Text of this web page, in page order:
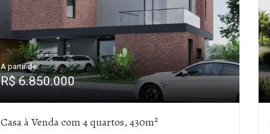
A partir de:
R$ 6.850.000
Casa à Venda com 4 quartos, 430m²